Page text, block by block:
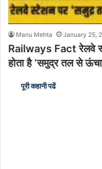
Manu Mehta January 25,
Railways Fact रेलवे
होता है ‘समुद्र तल से
पूरी कहानी पढें